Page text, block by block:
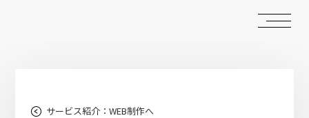
サービス紹介：WEB制作へ